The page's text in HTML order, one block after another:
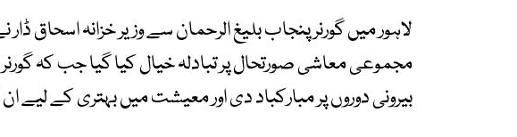
لاہور میں گورنر پنجاب بلیغ الرحمان سے وزیر خزانہ
مجموعی معاشی صورتحال پر تبادلہ خیال کیا گیا جب کہ گورنر
بیرونی دوروں پر مبارکباد دی اور معیشت میں بہتری کے لیے